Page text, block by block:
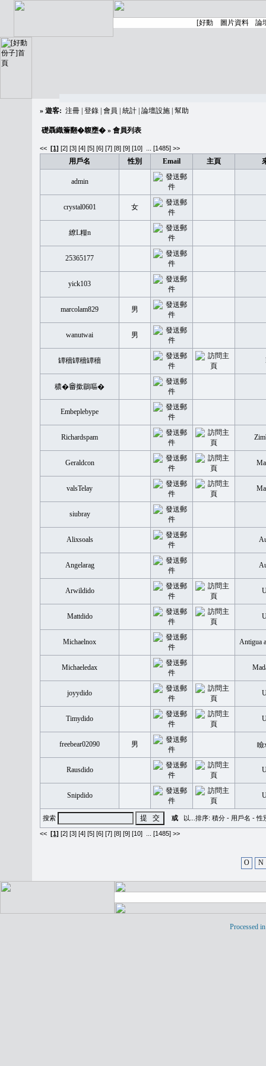
» 遊客: 注冊 登錄 會員 統計 論壇設施 幫助
礎聶織簷翻�䪖壅� » 會員列表
<< [1] [2] [3] [4] [5] [6] [7] [8] [9] [10] [1485] >>
用戶名 性別 Email 主頁
admin
crystal0601 女
繚L糧n
25365177
yick103
marcolam829 男
wanutwai 男
罈穡罈穡罈穡
穠�𤲞撳鶥嘔�
Embeplebype
Richardspam
Geraldcon
valsTelay
siubray
Alixsoals
Angelarag
Arwildido
Mattdido
Michaelnox Antigua
Michaeledax
joyydido
Timydido
freebear02090 男
Rausdido
Snipdido
搜索 或 以...排序: 積分 - 用戶名 -性
<< [1] [2] [3] [4] [5] [6] [7] [8] [9] [10] [1485] >>
O N
Processed